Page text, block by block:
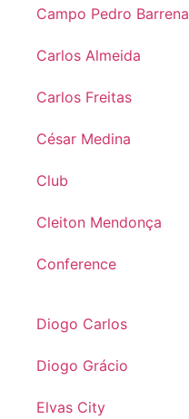
Campo Pedro Barrena
Carlos Almeida
Carlos Freitas
César Medina
Club
Cleiton Mendonça
Conference
Diogo Carlos
Diogo Grácio
Elvas City